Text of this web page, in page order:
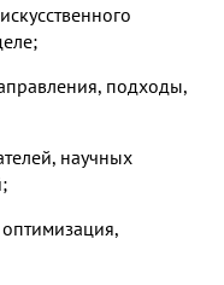
подходы,
научных